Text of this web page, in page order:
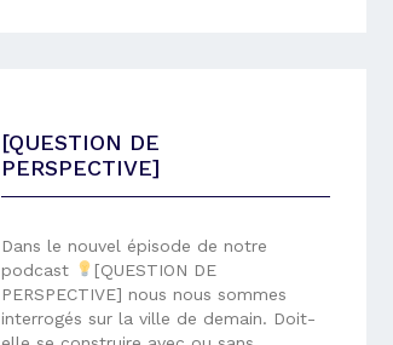
[QUESTION DE
PERSPECTIVE]
Dans le nouvel épisode de notre
podcast
[QUESTION DE
PERSPECTIVE] nous nous sommes
interrogés sur la ville de demain. Doit-